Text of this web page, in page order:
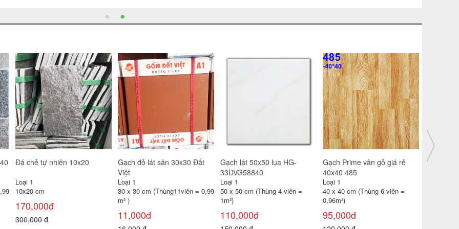
Gạch đỏ lát sân 30x30 Gốm
Loại 1
30 x 30 cm (Thùng11viên = 0,99
11,000đ
Gạch lát sân Prime 40x40
SV4244
Loại 1
40 x 40 cm (Thùng 6 viên =
0,96 m² )
100,000đ
Gạch lát 30x30 CP-HA309
Loại 1
30 x 30 cm (Thùng 11 viên =
0,99m²)
185,000đ
Gạch catalan 60x60 6119
Loại 1
60 x 60 cm (Thùng 4 viên =
1,44m2)
115,000đ
Gạch đỏ